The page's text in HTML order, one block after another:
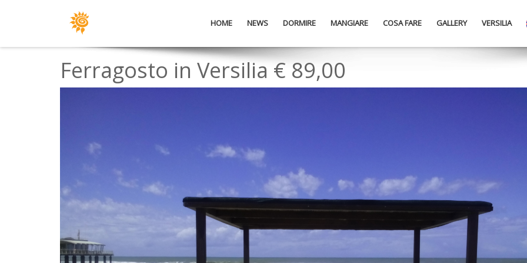
HOME NEWS DORMIRE MANGIARE COSA FARE GALLERY VERSILIA
Ferragosto in Versilia € 89,00